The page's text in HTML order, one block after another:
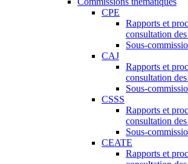
CPE
Rapports et
consultation
Sous-
CAJ
Rapports et
consultation
Sous-
CSSS
Rapports et
consultation
Sous-
CEATE
Rapports et